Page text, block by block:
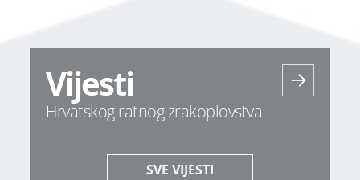
Vijesti
Hrvatskog ratnog zrakoplovstva
SVE VIJESTI